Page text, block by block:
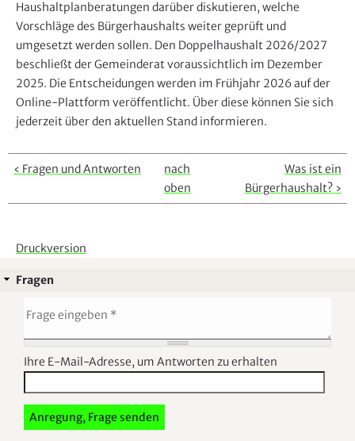
Haushaltplanberatungen darüber diskutieren, welche
Vorschläge des Bürgerhaushalts weiter geprüft und
umgesetzt werden sollen. Den Doppelhaushalt 2026/2027
beschließt der Gemeinderat voraussichtlich im Dezember
2025. Die Entscheidungen werden im Frühjahr 2026 auf der
Online-Plattform veröffentlicht. Über diese können Sie sich
jederzeit über den aktuellen Stand informieren.
‹ Fragen und Antworten
nach
oben
Was ist ein
Bürgerhaushalt? ›
Druckversion
Fragen
Ihre E-Mail-Adresse, um Antworten zu erhalten